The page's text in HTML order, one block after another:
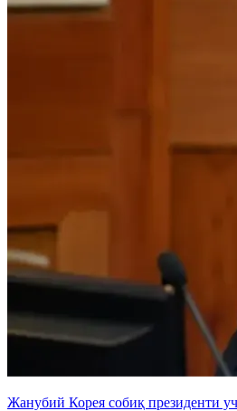
Жанубий Корея собиқ президенти